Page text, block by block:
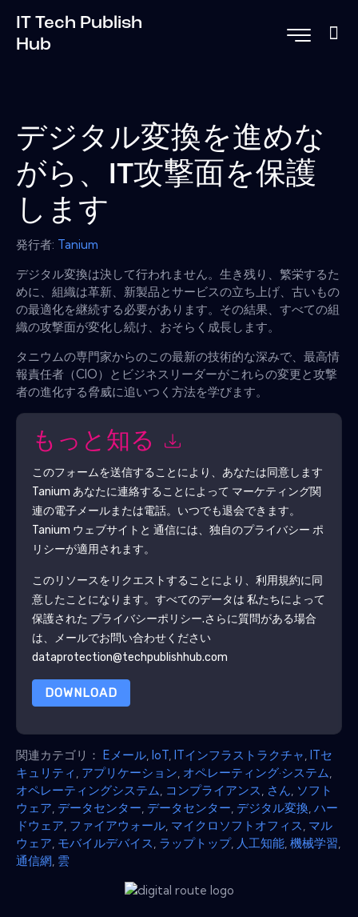
IT Tech Publish
Hub
デジタル変換を進めな
がら、IT攻撃面を保護
します
発行者: Tanium
デジタル変換は決して行われません。生き残り、繁栄するた
めに、組織は革新、新製品とサービスの立ち上げ、古いもの
の最適化を継続する必要があります。その結果、すべての組
織の攻撃面が変化し続け、おそらく成長します。
タニウムの専門家からのこの最新の技術的な深みで、最高情
報責任者（CIO）とビジネスリーダーがこれらの変更と攻撃
者の進化する脅威に追いつく方法を学びます。
もっと知る
このフォームを送信することにより、あなたは同意します
Tanium あなたに連絡することによって マーケティング関
連の電子メールまたは電話。いつでも退会できます。
Tanium ウェブサイトと 通信には、独自のプライバシー ポ
リシーが適用されます。
このリソースをリクエストすることにより、利用規約に同
意したことになります。すべてのデータは 私たちによって
保護された プライバシーポリシー.さらに質問がある場合
は、メールでお問い合わせください
dataprotection@techpublishhub.com
DOWNLOAD
関連カテゴリ： Eメール IoT ITインフラストラクチャ ITセ
キュリティ アプリケーション オペレーティング·システム
オペレーティングシステム コンプライアンス さん ソフト
ウェア データセンター データセンター デジタル変換 ハー
ドウェア ファイアウォール マイクロソフトオフィス マル
ウェア モバイルデバイス ラップトップ, 人工知能 機械学習
通信網 雲